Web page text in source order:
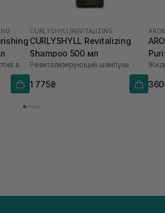
Питательный шампунь против выпадения волос
CURLYSHYLL REVITALIZING
CURLYSHYLL Revitalizing
Shampoo 500 мл
Ревитализирующий шампунь
1 775₴
мл